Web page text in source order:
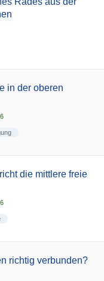
in der oberen
die mittlere freie
richtig verbunden?